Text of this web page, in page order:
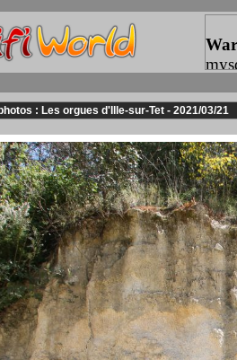
: Les orgues d'Ille-sur-Tet - 2021/03/21